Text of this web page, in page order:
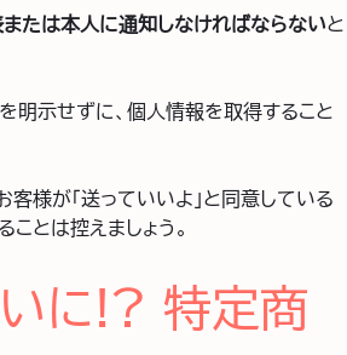
たは本人に通知しなければならないと
を明示せずに、個人情報を取得すること
客様が「送っていいよ」と同意している
とは控えましょう。
に!? 特定商